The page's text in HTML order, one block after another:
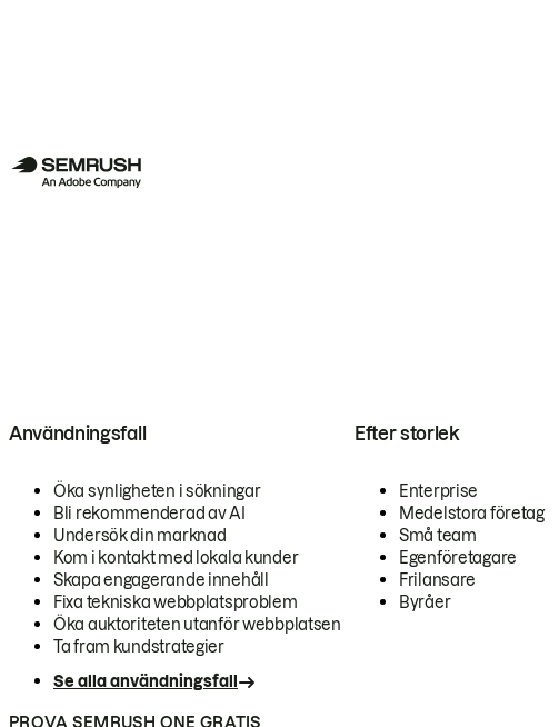
Användningsfall
Öka synligheten i sökningar
Bli rekommenderad av AI
Undersök din marknad
Kom i kontakt med lokala kunder
Skapa engagerande innehåll
Fixa tekniska webbplatsproblem
Öka auktoriteten utanför webbplatsen
Ta fram kundstrategier
Se alla användningsfall
Efter storlek
Enterprise
Medelstora företag
Små team
Egenföretagare
Frilansare
Byråer
PROVA SEMRUSH ONE GRATIS